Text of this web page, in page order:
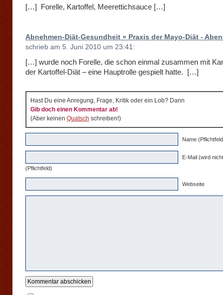
[…] Forelle, Kartoffel, Meerettichsauce […]
Abnehmen-Diät-Gesundheit » Praxis der Mayo-Diät -
schrieb am 5. Juni 2010 um 23:41:
[…] wurde noch Forelle, die schon einmal zusammen mit
der Kartoffel-Diät – eine Hauptrolle gespielt hatte. […]
Hast Du eine Anregung, Frage, Kritik oder ein Lob? Dann
Gib doch einen Kommentar ab!
(Aber keinen Quatsch schreiben!)
Name
E-Mail (wird
(Pflichtfeld)
Webseite